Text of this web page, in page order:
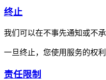
终止
我们可以在不事先通知或不
一旦终止，您使用服务的权
责任限制